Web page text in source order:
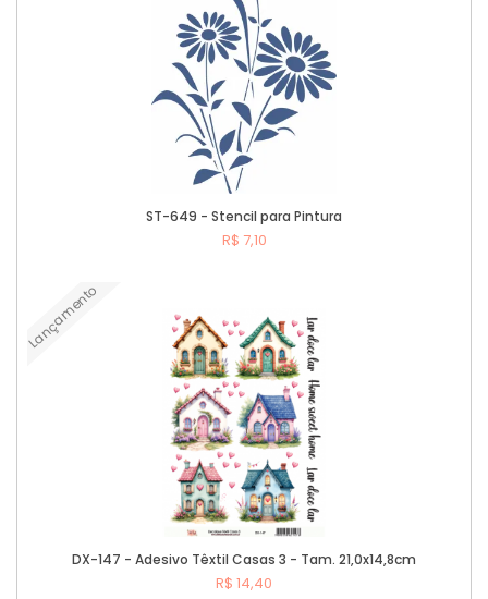
ST-649 - Stencil para Pintura
R$ 7,10
Lançamento
DX-147 - Adesivo Têxtil Casas 3 - Tam. 21,0x14,8cm
R$ 14,40